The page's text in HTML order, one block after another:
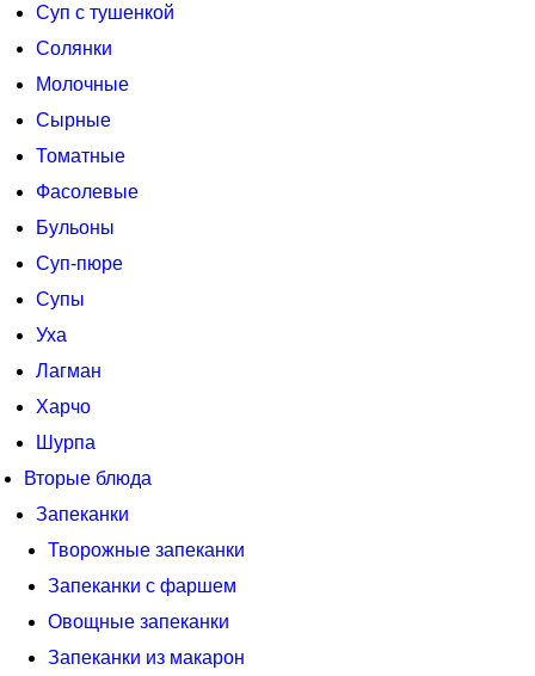
Суп с тушенкой
Солянки
Молочные
Сырные
Томатные
Фасолевые
Бульоны
Суп-пюре
Супы
Уха
Лагман
Харчо
Шурпа
Вторые блюда
Запеканки
Творожные запеканки
Запеканки с фаршем
Овощные запеканки
Запеканки из макарон